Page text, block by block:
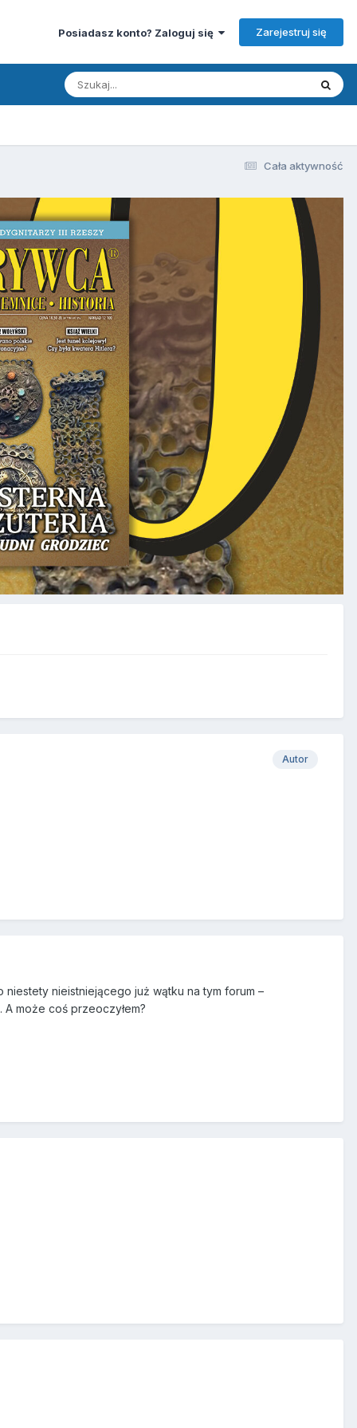
Posiadasz konto? Zaloguj się Zarejestruj się
Cała aktywność
Autor
nieistniejącego już wątku na tym forum –
może coś przeoczyłem?